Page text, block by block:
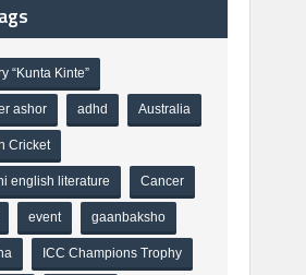
“Kunta Kinte”
ashor adhd Australia
Cricket
english literature Cancer
event gaanbaksho
ICC Champions Trophy